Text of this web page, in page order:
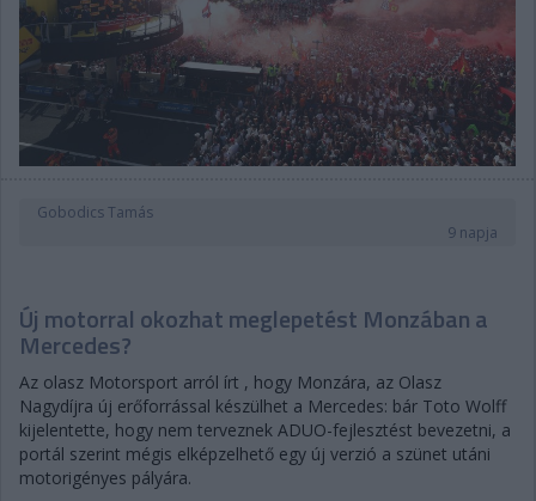
Gobodics Tamás
9 napja
Új motorral okozhat meglepetést Monzában a
Mercedes?
Az olasz Motorsport arról írt , hogy Monzára, az Olasz
Nagydíjra új erőforrással készülhet a Mercedes: bár Toto Wolff
kijelentette, hogy nem terveznek ADUO-fejlesztést bevezetni, a
portál szerint mégis elképzelhető egy új verzió a szünet utáni
motorigényes pályára.